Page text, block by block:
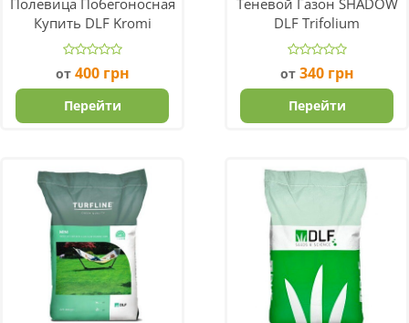
Купить DLF Kromi
от 400 грн
Перейти
DLF Trifolium
от 340 грн
Перейти